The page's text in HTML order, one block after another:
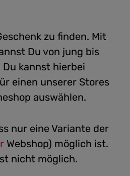
zu finden. Mit
Du von jung bis
kannst hierbei
einen unserer Stores
auswählen.
nur eine Variante der
Webshop) möglich ist.
nicht möglich.